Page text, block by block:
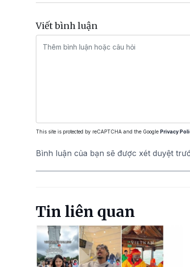
Viết bình luận
This site is protected by reCAPTCHA and the Google Privacy
Bình luận của bạn sẽ được xét duyệt
Tin liên quan